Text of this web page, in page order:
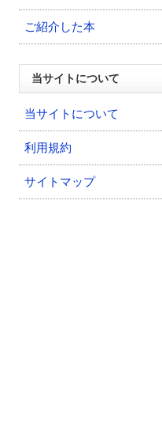
ご紹介した本
当サイトについて
当サイトについて
利用規約
サイトマップ